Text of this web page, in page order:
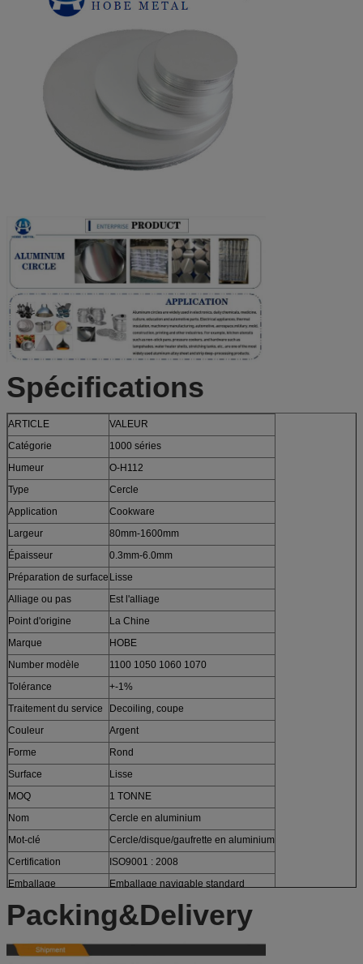
Spécifications
ARTICLE
VALEUR
Catégorie
1000 séries
Humeur
O-H112
Type
Cercle
Application
Cookware
Largeur
80mm-1600mm
Épaisseur
0.3mm-6.0mm
Préparation de surface Lisse
Alliage ou pas
Est l'alliage
Point d'origine
La Chine
Marque
HOBE
Number modèle
1100 1050 1060 1070
Tolérance
+-1%
Traitement du service
Decoiling, coupe
Couleur
Argent
Forme
Rond
Surface
Lisse
MOQ
1 TONNE
Nom
Cercle en aluminium
Mot-clé
Cercle/disque/gaufrette en aluminium
Certification
ISO9001 : 2008
Emballage
Emballage navigable standard
Packing&Delivery